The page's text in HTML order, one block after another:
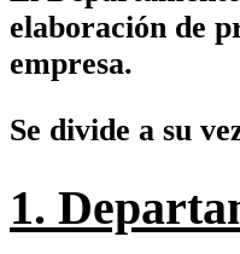
elaboración de
empresa.
Se divide a su
1.